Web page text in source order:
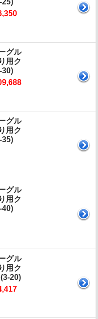
グル
用ク
グル
用ク
グル
用ク
グル
用ク
20)